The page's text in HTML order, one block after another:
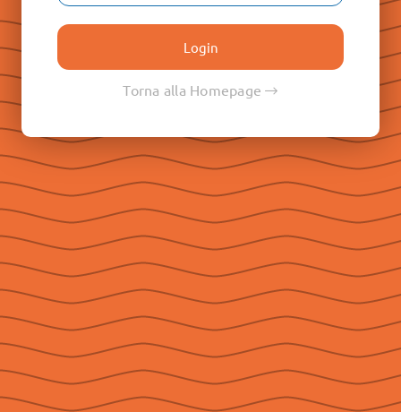
Torna alla Homepage
Don Paolo Albera
Don Pietro Ricaldone
Don Renato Ziggiotti
Le Raccolte
Don Egidio Viganò
Don Juan E. Vecchi
Don Pasqual V. Chavez
Don Ángel F. Artime
Don Fabio Attard
Social
Seguici su Facebook
Seguici su Instagram
Seguici su YouTube